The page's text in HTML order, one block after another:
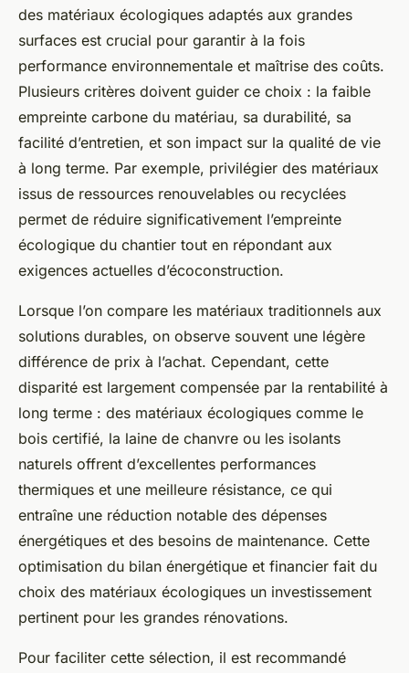
des matériaux écologiques adaptés aux grandes
surfaces est crucial pour garantir à la fois
performance environnementale et maîtrise des coûts.
Plusieurs critères doivent guider ce choix : la faible
empreinte carbone du matériau, sa durabilité, sa
facilité d’entretien, et son impact sur la qualité de vie
à long terme. Par exemple, privilégier des matériaux
issus de ressources renouvelables ou recyclées
permet de réduire significativement l’empreinte
écologique du chantier tout en répondant aux
exigences actuelles d’écoconstruction.
Lorsque l’on compare les matériaux traditionnels aux
solutions durables, on observe souvent une légère
différence de prix à l’achat. Cependant, cette
disparité est largement compensée par la rentabilité à
long terme : des matériaux écologiques comme le
bois certifié, la laine de chanvre ou les isolants
naturels offrent d’excellentes performances
thermiques et une meilleure résistance, ce qui
entraîne une réduction notable des dépenses
énergétiques et des besoins de maintenance. Cette
optimisation du bilan énergétique et financier fait du
choix des matériaux écologiques un investissement
pertinent pour les grandes rénovations.
Pour faciliter cette sélection, il est recommandé